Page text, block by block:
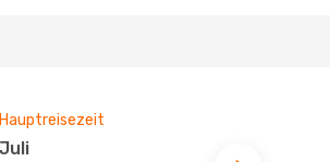
Hauptreisezeit
Juli